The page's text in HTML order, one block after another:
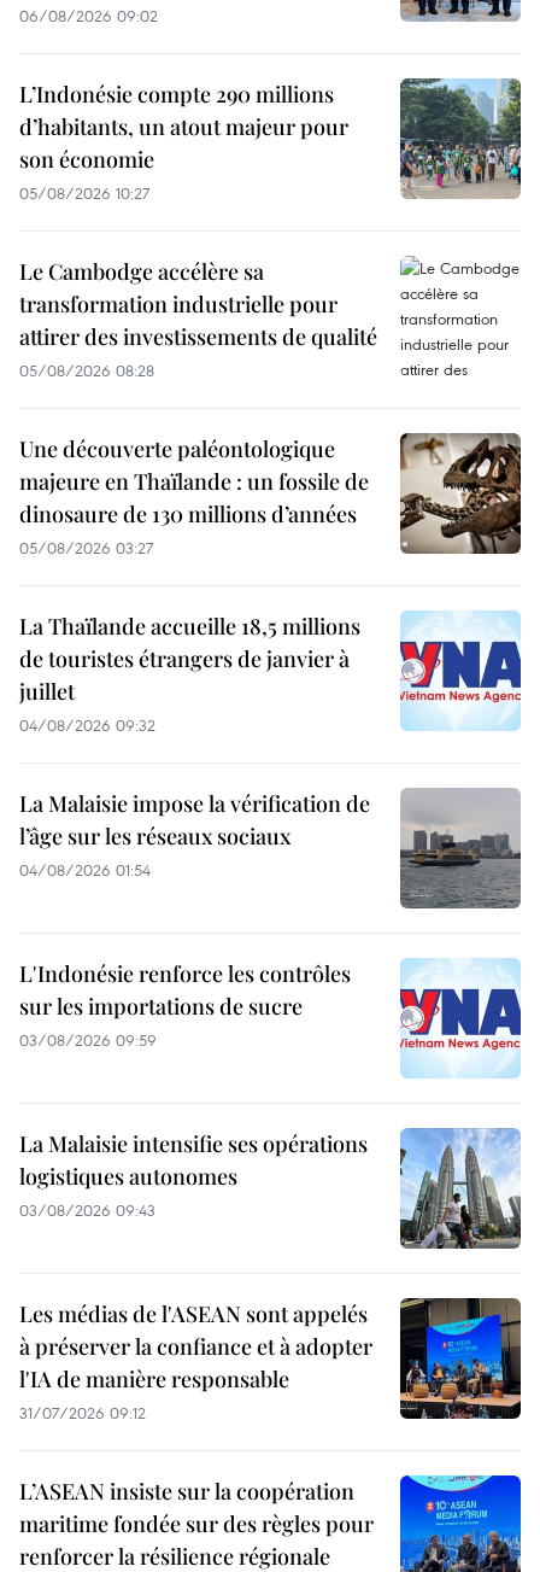
06/08/2026 09:02
L’Indonésie compte 290 millions
d’habitants, un atout majeur pour
son économie
05/08/2026 10:27
Le Cambodge accélère sa
transformation industrielle pour
attirer des investissements de qualité
05/08/2026 08:28
Une découverte paléontologique
majeure en Thaïlande : un fossile de
dinosaure de 130 millions d’années
05/08/2026 03:27
La Thaïlande accueille 18,5 millions
de touristes étrangers de janvier à
juillet
04/08/2026 09:32
La Malaisie impose la vérification de
l’âge sur les réseaux sociaux
04/08/2026 01:54
L'Indonésie renforce les contrôles
sur les importations de sucre
03/08/2026 09:59
La Malaisie intensifie ses opérations
logistiques autonomes
03/08/2026 09:43
Les médias de l'ASEAN sont appelés
à préserver la confiance et à adopter
l'IA de manière responsable
31/07/2026 09:12
L’ASEAN insiste sur la coopération
maritime fondée sur des règles pour
renforcer la résilience régionale